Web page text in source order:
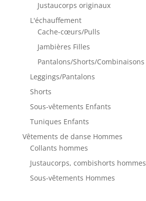
Justaucorps originaux
L'échauffement
Cache-cœurs/Pulls
Jambières Filles
Pantalons/Shorts/Combinaisons
Leggings/Pantalons
Shorts
Sous-vêtements Enfants
Tuniques Enfants
Vêtements de danse Hommes
Collants hommes
Justaucorps, combishorts hommes
Sous-vêtements Hommes